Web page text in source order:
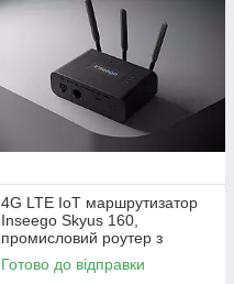
4G LTE IoT маршрутизатор
Inseego Skyus 160,
промисловий роутер з
Ethernet, Wi-Fi, GPS і
підтримкою 2 Nano-SIM
Готово до відправки